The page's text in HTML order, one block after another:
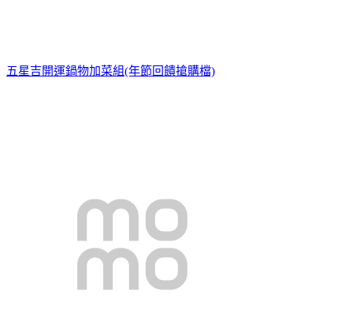
五星吉開運鍋物加菜組(年節回饋搶購檔)